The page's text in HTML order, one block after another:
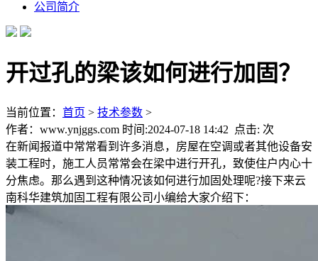
公司简介
开过孔的梁该如何进行加固？
当前位置： 首页 > 技术参数 >
作者：www.ynjggs.com 时间:2024-07-18 14:42 点击: 次
在新闻报道中常常看到许多消息，房屋在空调或者其他设备安
装工程时，施工人员常常会在梁中进行开孔，致使住户内心十
分焦虑。那么遇到这种情况该如何进行加固处理呢?接下来云
南科华建筑加固工程有限公司小编给大家介绍下：